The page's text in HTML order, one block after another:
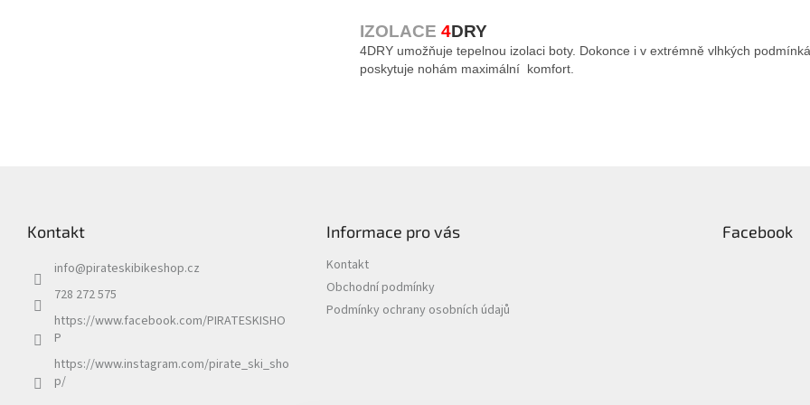
IZOLACE 4DRY
4DRY umožňuje tepelnou izolaci boty. Dokonce i v extrémně vlhkých
poskytuje nohám maximální komfort.
Kontakt
info@pirateskibikeshop.cz
728 272 575
https://www.facebook.com/PIRATESKISHO
P
https://www.instagram.com/pirate_ski_sho
p/
Informace pro vás
Kontakt
Obchodní podmínky
Podmínky ochrany osobních údajů
Facebook